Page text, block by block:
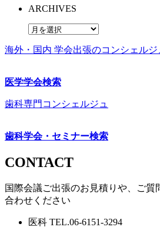
ARCHIVES
海外・国内 学会出張のコンシェルジ
医学学会検索
歯科専門コンシェルジュ
歯科学会・セミナー検索
CONTACT
国際会議ご出張のお見積りや、ご質
合わせください
医科 TEL.06-6151-3294